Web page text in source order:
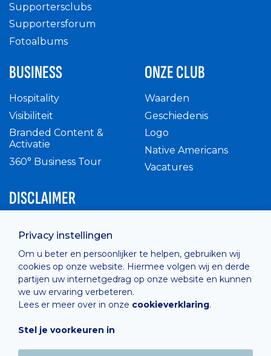
Privacy instellingen
Om u beter en persoonlijker te helpen, gebruiken wij
cookies op onze website. Hiermee volgen wij en derde
partijen uw internetgedrag op onze website en kunnen
we uw ervaring verbeteren.
Lees er meer over in onze cookieverklaring.
Stel je voorkeuren in
Supportersclubs
Supportersforum
Fotoalbums
BUSINESS
Hospitality
Visibiliteit
Branded Content &
Activatie
360° Business Tour
ONZE CLUB
Waarden
Geschiedenis
Logo
Native Americans
Vacatures
DISCLAIMER
Privacy Policy
Cashless
verkoopsvoorwaarden
Cookie Policy
Hosted by Combell